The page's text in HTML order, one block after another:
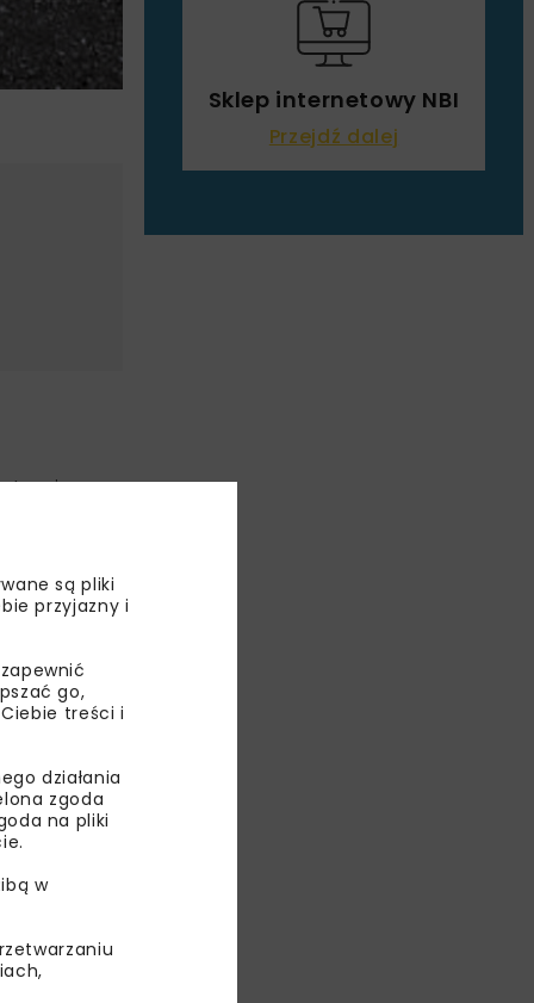
ręcznie.
–
Sklep internetowy NBI
Przejdź dalej
są pliki
przyjazny i
go,
treści i
działania
zgoda
na pliki
w